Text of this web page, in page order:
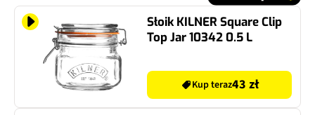
Słoik KILNER Square Clip
Top Jar 10342 0.5 L
Kup teraz43 zł